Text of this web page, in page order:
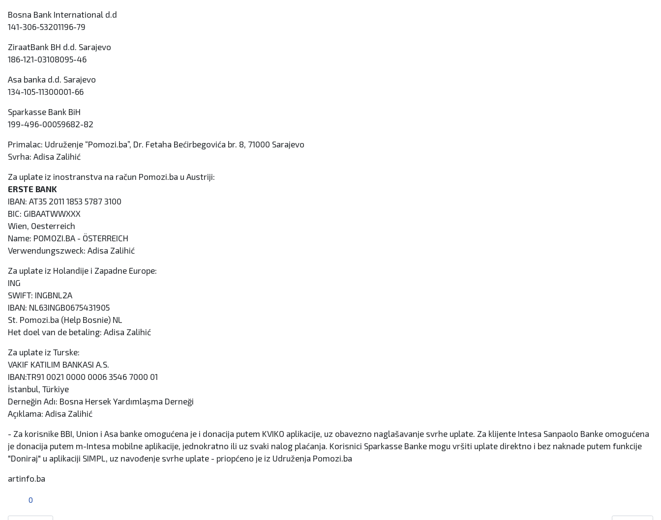
Bosna Bank International d.d
141-306-53201196-79
ZiraatBank BH d.d. Sarajevo
186-121-03108095-46
Asa banka d.d. Sarajevo
134-105-11300001-66
Sparkasse Bank BiH
199-496-00059682-82
Primalac: Udruženje “Pomozi.ba”, Dr. Fetaha Bećirbegovića br. 8, 71000 Sarajevo
Svrha: Adisa Zalihić
Za uplate iz inostranstva na račun Pomozi.ba u Austriji:
ERSTE BANK
IBAN: AT35 2011 1853 5787 3100
BIC: GIBAATWWXXX
Wien, Oesterreich
Name: POMOZI.BA - ÖSTERREICH
Verwendungszweck: Adisa Zalihić
Za uplate iz Holandije i Zapadne Europe:
ING
SWIFT: INGBNL2A
IBAN: NL63INGB0675431905
St. Pomozi.ba (Help Bosnie) NL
Het doel van de betaling: Adisa Zalihić
Za uplate iz Turske:
VAKIF KATILIM BANKASI A.S.
IBAN:TR91 0021 0000 0006 3546 7000 01
İstanbul, Türkiye
Derneğin Adı: Bosna Hersek Yardımlaşma Derneği
Açıklama: Adisa Zalihić
- Za korisnike BBI, Union i Asa banke omogućena je i donacija putem KVIKO aplikacije, uz obavezno naglašavanje svrhe uplate. Za klijente Intesa Sanpaolo Banke omogućena
je donacija putem m-Intesa mobilne aplikacije, jednokratno ili uz svaki nalog plaćanja. Korisnici Sparkasse Banke mogu vršiti uplate direktno i bez naknade putem funkcije
"Doniraj" u aplikaciji SIMPL, uz navođenje svrhe uplate - priopćeno je iz Udruženja Pomozi.ba
artinfo.ba
0